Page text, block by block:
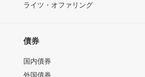
ライツ・オファリング
債券
国内債券
外国債券